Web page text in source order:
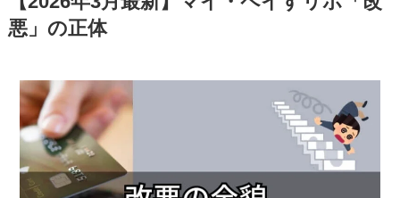
悪」の正体